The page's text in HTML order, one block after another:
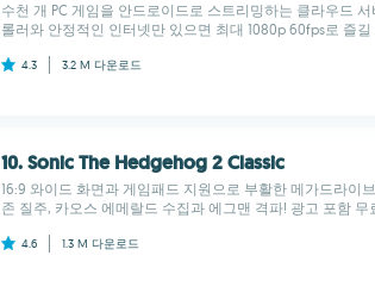
수천 개 PC 게임을 안드로이드로 스트리밍하는 클라우드
롤러와 안정적인 인터넷만 있으면 최대 1080p 60fps로 즐길
4.3 3.2 M 다운로드
10. Sonic The Hedgehog 2 Classic
16:9 와이드 화면과 게임패드 지원으로 부활한 메가드라이브
존 질주, 카오스 에메랄드 수집과 에그맨 격파! 광고 포함 무
4.6 1.3 M 다운로드